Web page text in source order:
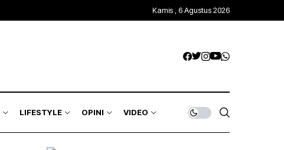
Kamis , 6 Agustus 2026
LIFESTYLE OPINI VIDEO